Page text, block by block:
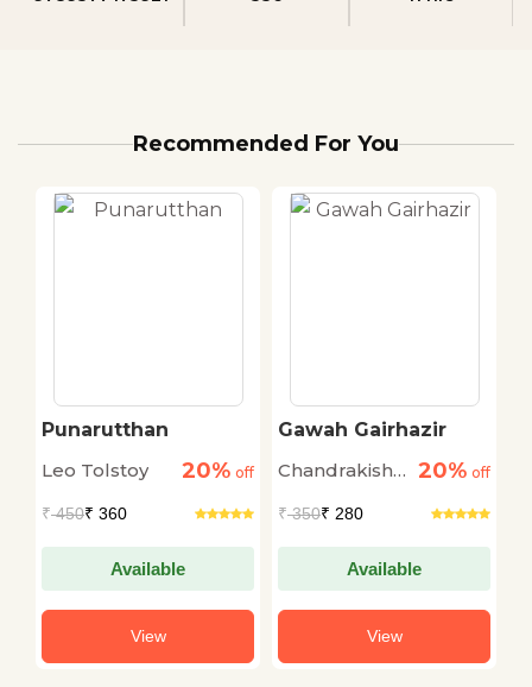
Recommended For You
Punarutthan
Leo Tolstoy
20% off
₹450₹ 360
Available
View
Gawah Gairhazir
Chandrakishore20% off
₹350₹ 280
Available
View